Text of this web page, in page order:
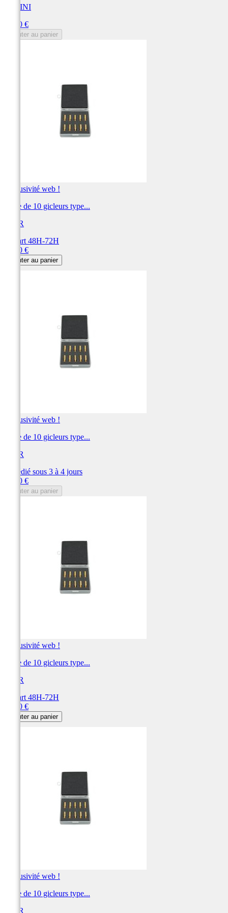
POLINI
21,00 €
Ajouter au panier
Exclusivité web !
Boite de 10 gicleurs type...
BIHR
Départ 48H-72H
20,40 €
Ajouter au panier
Exclusivité web !
Boite de 10 gicleurs type...
BIHR
Expédié sous 3 à 4 jours
19,20 €
Ajouter au panier
Exclusivité web !
Boite de 10 gicleurs type...
BIHR
Départ 48H-72H
19,20 €
Ajouter au panier
Exclusivité web !
Boite de 10 gicleurs type...
BIHR